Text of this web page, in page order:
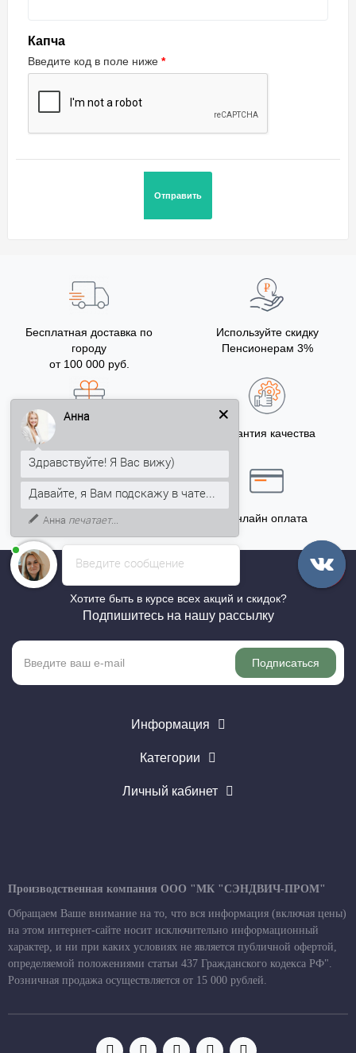
Капча
Введите код в поле ниже
Бесплатная доставка по
городу
от 100 000 руб.
Используйте скидку
Пенсионерам 3%
Бонусы за покупку
5% на Ваш счет
Гарантия качества
Точный расчёт Онлайн оплата
Хотите быть в курсе всех акций и скидок?
Подпишитесь на нашу рассылку
Подписаться
Информация
Категории
Личный кабинет
Производственная компания ООО "МК "СЭНДВИЧ-ПРОМ"
Обращаем Ваше внимание на то, что вся информация (включая цены)
на этом интернет-сайте носит исключительно информационный
характер, и ни при каких условиях не является публичной офертой,
определяемой положениями статьи 437 Гражданского кодекса РФ".
Розничная продажа осуществляется от 15 000 рублей.
Введите сообщение
Анна
Здравствуйте! Я Вас вижу)
Давайте, я Вам подскажу в чате...
Анна печатает...